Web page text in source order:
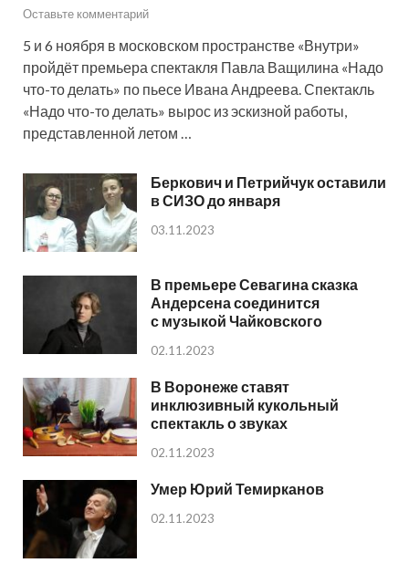
Оставьте комментарий
5 и 6 ноября в московском пространстве «Внутри»
пройдёт премьера спектакля Павла Ващилина «Надо
что-то делать» по пьесе Ивана Андреева. Спектакль
«Надо что-то делать» вырос из эскизной работы,
представленной летом …
Беркович и Петрийчук оставили
в СИЗО до января
03.11.2023
В премьере Севагина сказка
Андерсена соединится
с музыкой Чайковского
02.11.2023
В Воронеже ставят
инклюзивный кукольный
спектакль о звуках
02.11.2023
Умер Юрий Темирканов
02.11.2023